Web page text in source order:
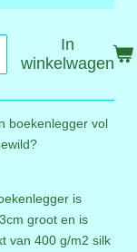
In
winkelwagen
boekenlegger vol
is
groot en is
van 400 g/m2 silk